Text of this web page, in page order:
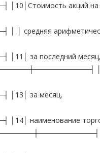
акций на
средняя
за последний месяц,
за месяц,
наименование